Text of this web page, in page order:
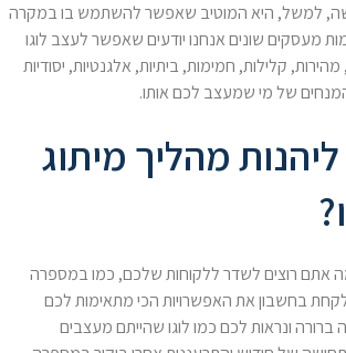
למשל, היא המוטיב שאפשר להשתמש בו במקרה
מעסקים שונים אנחנו יודעים שאפשר לעצב לוגו
קלילות, חמימות, ביתיות, אלגנטיות, יסודיות
המנחים של מי שמעצב לכם אותו.
מהליך מיתוג
אתם רוצים לשדר ללקוחות שלכם, כמו במספרה
לקחת בחשבון את האפשרויות הכי מתאימות לכם
ונראות לכם כמו לוגו שהייתם מעצבים